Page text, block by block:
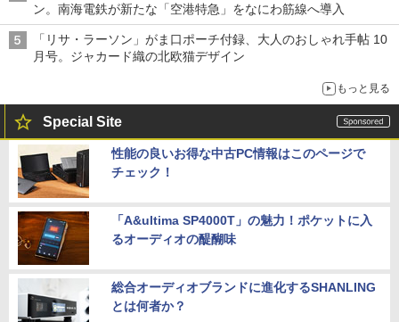
ン。南海電鉄が新たな「空港特急」をなにわ筋線へ導入
「リサ・ラーソン」がま口ポーチ付録、大人のおしゃれ手帖 10
月号。ジャカード織の北欧猫デザイン
もっと見る
Special Site
性能の良いお得な中古PC情報はこのページで
チェック！
「A&ultima SP4000T」の魅力！ポケットに入
るオーディオの醍醐味
総合オーディオブランドに進化するSHANLING
とは何者か？